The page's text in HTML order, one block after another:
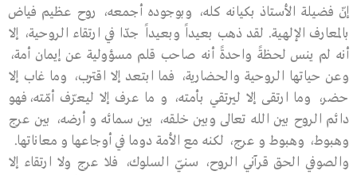
إنّ فضيلة الأستاذ بكيانه كله، وبوجوده أجمعه، روح عظيم فياض
بالمعارف الإلهية. لقد ذهب بعيداً وبعيداً جدّا في ارتقاء الروحية، إلا
أنه لم ينس لحظةً واحدةً أنه صاحب قلم مسؤولية عن إيمان أمة،
وعن حياتها الروحية والحضارية، فما ابتعد إلا اقترب، وما غاب إلا
حضر، وما ارتقى إلا ليرتقي بأمته، و ما عرف إلا ليعرّف أمّته،فهو
دائم الروح بين الله تعالى وبين خلقه، بين سمائه و أرضه، بين عرج
وهبوط، وهبوط و عرج، لكنه مع الأمة دوما في أوجاعها و معاناتها.
والصوفي الحق قرآني الروح، سنيّ السلوك، فلا عرج ولا ارتقاء إلا